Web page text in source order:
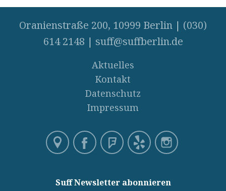
Oranienstraße 200, 10999 Berlin | (030)
614 2148 | suff@suffberlin.de
Aktuelles
Kontakt
Datenschutz
Impressum
Suff Newsletter abonnieren